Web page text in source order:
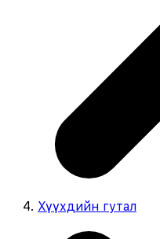
Хүүхдийн гутал